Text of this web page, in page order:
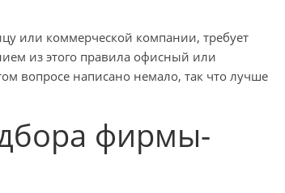
или коммерческой компании, требует
из этого правила офисный или
вопросе написано немало, так что лучше
фирмы-